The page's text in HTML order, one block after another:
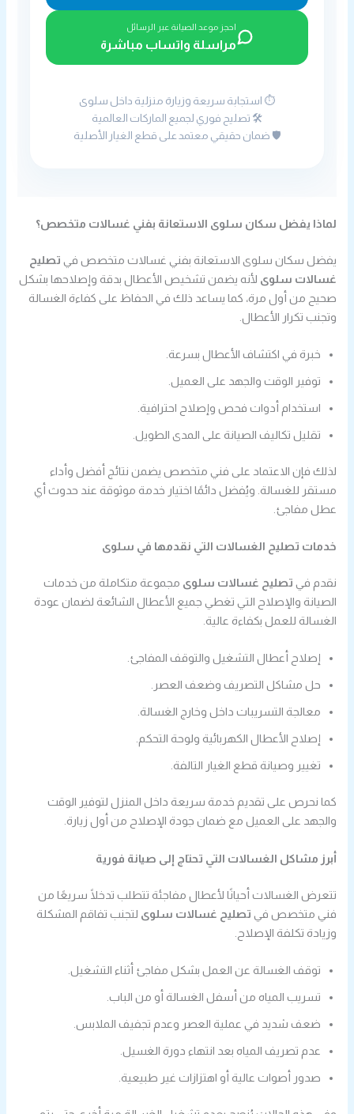
احجز موعد الصيانة عبر الرسائل
مراسلة واتساب مباشرة
⏱️ استجابة سريعة وزيارة منزلية داخل سلوى
🛠️ تصليح فوري لجميع الماركات العالمية
🛡️ ضمان حقيقي معتمد على قطع الغيار الأصلية
لماذا يفضل سكان سلوى الاستعانة بفني غسالات متخصص؟
يفضل سكان سلوى الاستعانة بفني غسالات متخصص في تصليح
غسالات سلوى لأنه يضمن تشخيص الأعطال بدقة وإصلاحها بشكل
صحيح من أول مرة، كما يساعد ذلك في الحفاظ على كفاءة الغسالة
وتجنب تكرار الأعطال.
خبرة في اكتشاف الأعطال بسرعة.
توفير الوقت والجهد على العميل.
استخدام أدوات فحص وإصلاح احترافية.
تقليل تكاليف الصيانة على المدى الطويل.
لذلك فإن الاعتماد على فني متخصص يضمن نتائج أفضل وأداء
مستقر للغسالة. ويُفضل دائمًا اختيار خدمة موثوقة عند حدوث أي
عطل مفاجئ.
خدمات تصليح الغسالات التي نقدمها في سلوى
نقدم في تصليح غسالات سلوى مجموعة متكاملة من خدمات
الصيانة والإصلاح التي تغطي جميع الأعطال الشائعة لضمان عودة
الغسالة للعمل بكفاءة عالية.
إصلاح أعطال التشغيل والتوقف المفاجئ.
حل مشاكل التصريف وضعف العصر.
معالجة التسريبات داخل وخارج الغسالة.
إصلاح الأعطال الكهربائية ولوحة التحكم.
تغيير وصيانة قطع الغيار التالفة.
كما نحرص على تقديم خدمة سريعة داخل المنزل لتوفير الوقت
والجهد على العميل مع ضمان جودة الإصلاح من أول زيارة.
أبرز مشاكل الغسالات التي تحتاج إلى صيانة فورية
تتعرض الغسالات أحيانًا لأعطال مفاجئة تتطلب تدخلًا سريعًا من
فني متخصص في تصليح غسالات سلوى لتجنب تفاقم المشكلة
وزيادة تكلفة الإصلاح.
توقف الغسالة عن العمل بشكل مفاجئ أثناء التشغيل.
تسريب المياه من أسفل الغسالة أو من الباب.
ضعف شديد في عملية العصر وعدم تجفيف الملابس.
عدم تصريف المياه بعد انتهاء دورة الغسيل.
صدور أصوات عالية أو اهتزازات غير طبيعية.